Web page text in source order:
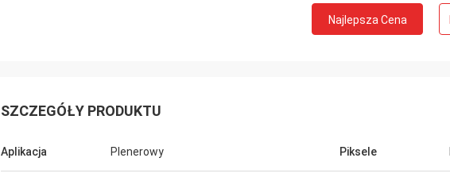
Najlepsza Cena
SZCZEGÓŁY PRODUKTU
Aplikacja Plenerowy Piksele